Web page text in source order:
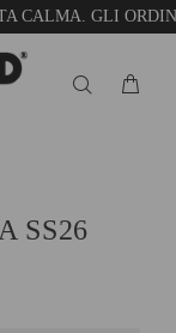
CALMA. GLI
SS26